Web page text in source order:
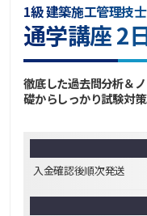
1級 建築施工管理技
通学講座 2
徹底した過去問分析＆
礎からしっかり試験対
入金確認後順次発送